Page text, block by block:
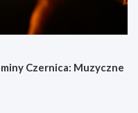
Czernica: Muzyczne